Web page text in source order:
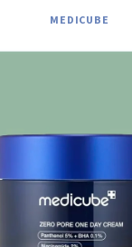
MEDICUBE